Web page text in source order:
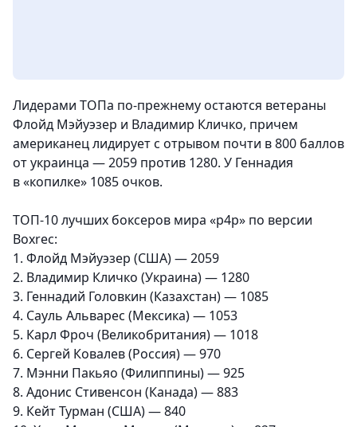
Лидерами ТОПа по-прежнему остаются ветераны
Флойд Мэйуэзер и Владимир Кличко, причем
американец лидирует с отрывом почти в 800 баллов
от украинца — 2059 против 1280. У Геннадия
в «копилке» 1085 очков.
ТОП-10 лучших боксеров мира «p4p» по версии
Boxrec:
1. Флойд Мэйуэзер (США) — 2059
2. Владимир Кличко (Украина) — 1280
3. Геннадий Головкин (Казахстан) — 1085
4. Сауль Альварес (Мексика) — 1053
5. Карл Фроч (Великобритания) — 1018
6. Сергей Ковалев (Россия) — 970
7. Мэнни Пакьяо (Филиппины) — 925
8. Адонис Стивенсон (Канада) — 883
9. Кейт Турман (США) — 840